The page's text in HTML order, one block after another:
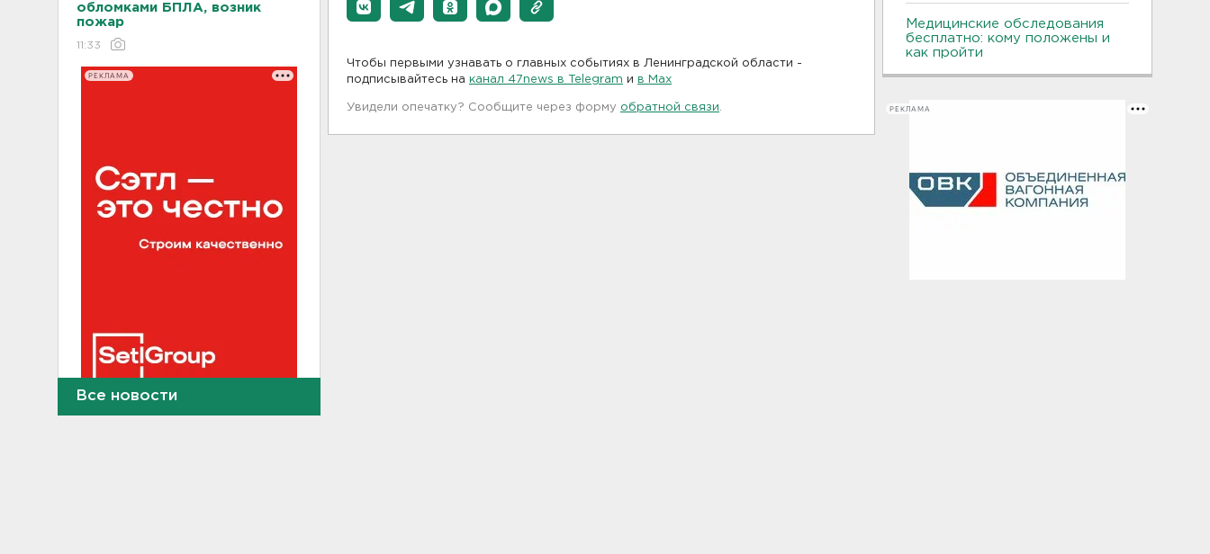
обломками БПЛА, возник
пожар
11:33
РЕКЛАМА
Все новости
Чтобы первыми узнавать о главных событиях в Ленинградской области -
подписывайтесь на канал 47news в Telegram и в Maх
Увидели опечатку? Сообщите через форму обратной связи
Медицинские обследования
бесплатно: кому положены и
как пройти
РЕКЛАМА